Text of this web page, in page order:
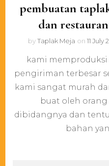
pembuatan
dan
byTaplak Meja on 11 July
kami
pengiriman terbesar
kami sangat murah
buat oleh orang
dibidangnya dan
bahan